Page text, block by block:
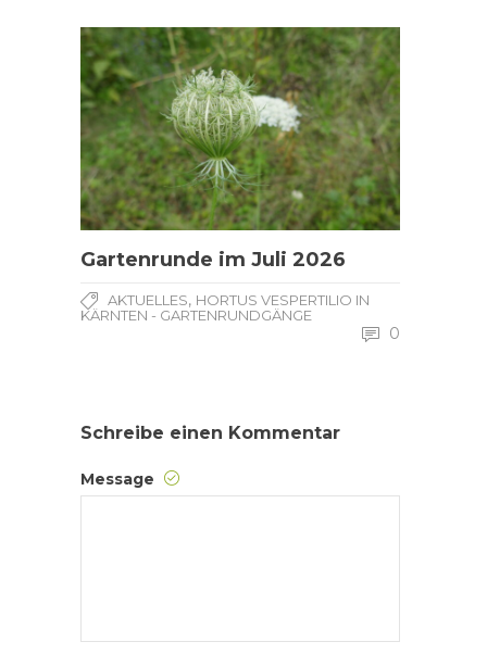
Gartenrunde im Juli 2026
AKTUELLES, HORTUS VESPERTILIO IN
KÄRNTEN - GARTENRUNDGÄNGE
0
Schreibe einen Kommentar
Message